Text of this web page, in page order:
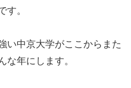
す。
い中京大学がここからまた
な年にします。